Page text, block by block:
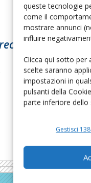
queste tecnologie
come il
mostrare annunci
influire
Clicca qui sotto per
scelte saranno
impostazioni in
pulsanti della
parte inferiore dello
Gestisci
del